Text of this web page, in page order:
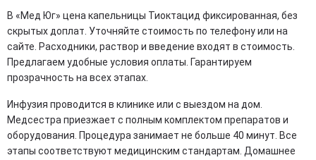
В «Мед Юг» цена капельницы Тиоктацид фиксированная, без
скрытых доплат. Уточняйте стоимость по телефону или на
сайте. Расходники, раствор и введение входят в стоимость.
Предлагаем удобные условия оплаты. Гарантируем
прозрачность на всех этапах.
Инфузия проводится в клинике или с выездом на дом.
Медсестра приезжает с полным комплектом препаратов и
оборудования. Процедура занимает не больше 40 минут. Все
этапы соответствуют медицинским стандартам. Домашнее